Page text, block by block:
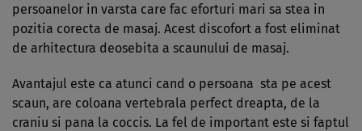
persoanelor in varsta care fac eforturi mari sa stea in
pozitia corecta de masaj. Acest discofort a fost eliminat
de arhitectura deosebita a scaunului de masaj.
Avantajul este ca atunci cand o persoana sta pe acest
scaun, are coloana vertebrala perfect dreapta, de la
craniu si pana la coccis. La fel de important este si faptul